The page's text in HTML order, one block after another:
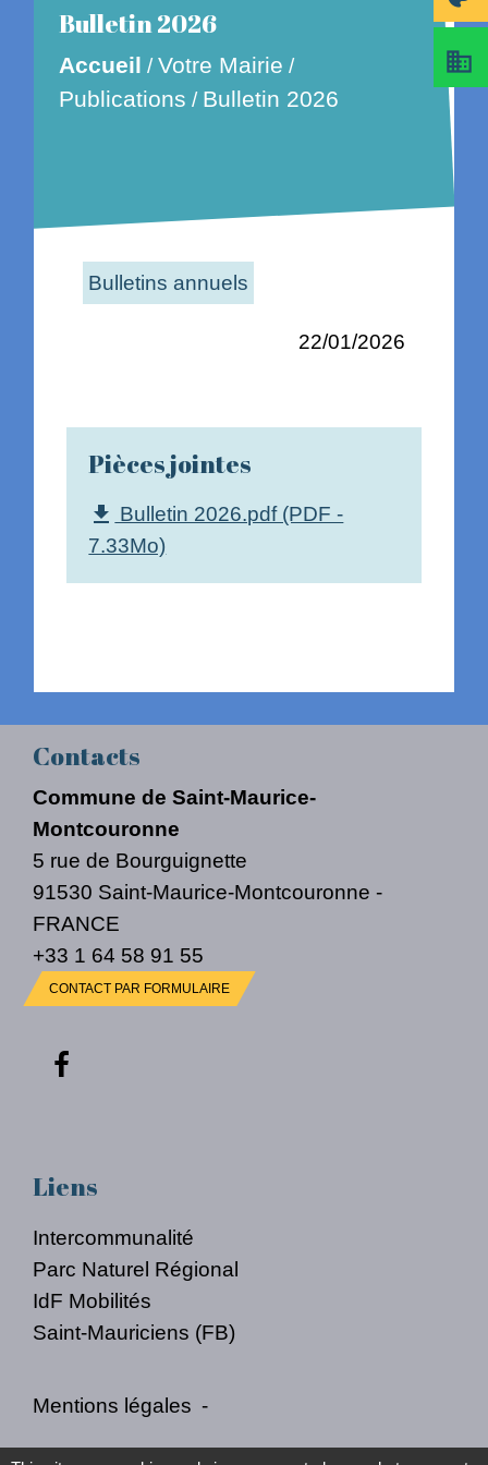
Bulletin 2026
Accueil /Votre Mairie /
Publications / Bulletin 2026
Bulletins annuels
22/01/2026
Pièces jointes
file_download Bulletin 2026.pdf (PDF -
7.33Mo)
business
Contacts
Commune de Saint-Maurice-
Montcouronne
5 rue de Bourguignette
91530 Saint-Maurice-Montcouronne -
FRANCE
+33 1 64 58 91 55
CONTACT PAR FORMULAIRE
Liens
Intercommunalité
Parc Naturel Régional
IdF Mobilités
Saint-Mauriciens (FB)
Mentions légales -
Politique de confidentialité - Accessibilité -